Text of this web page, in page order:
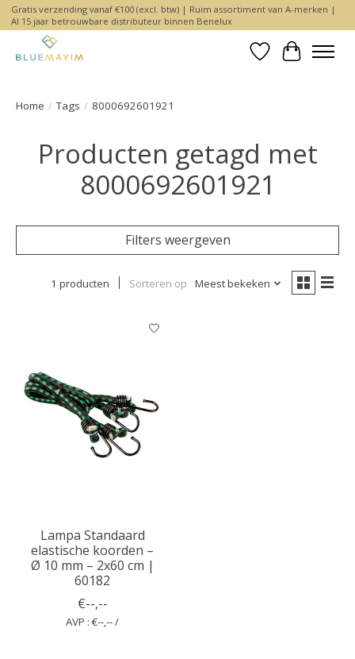
Gratis verzending vanaf €100 (excl. btw) | Ruim assortiment van A-merken |
Al 15 jaar betrouwbare distributeur binnen Benelux
Verlanglijst
Home / Tags / 8000692601921
Producten getagd met
8000692601921
Filters weergeven
1 producten Sorteren op Meest bekeken
Lampa Standaard
elastische koorden –
Ø 10 mm – 2x60 cm |
60182
€--,--
AVP : €--,-- /